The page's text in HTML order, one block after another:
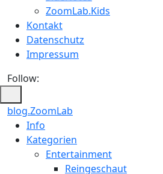
ZoomLab.Kids
Kontakt
Datenschutz
Impressum
Follow:
blog.ZoomLab
ZoomLab
//
Info
Kategorien
Entertainment
Reingeschaut